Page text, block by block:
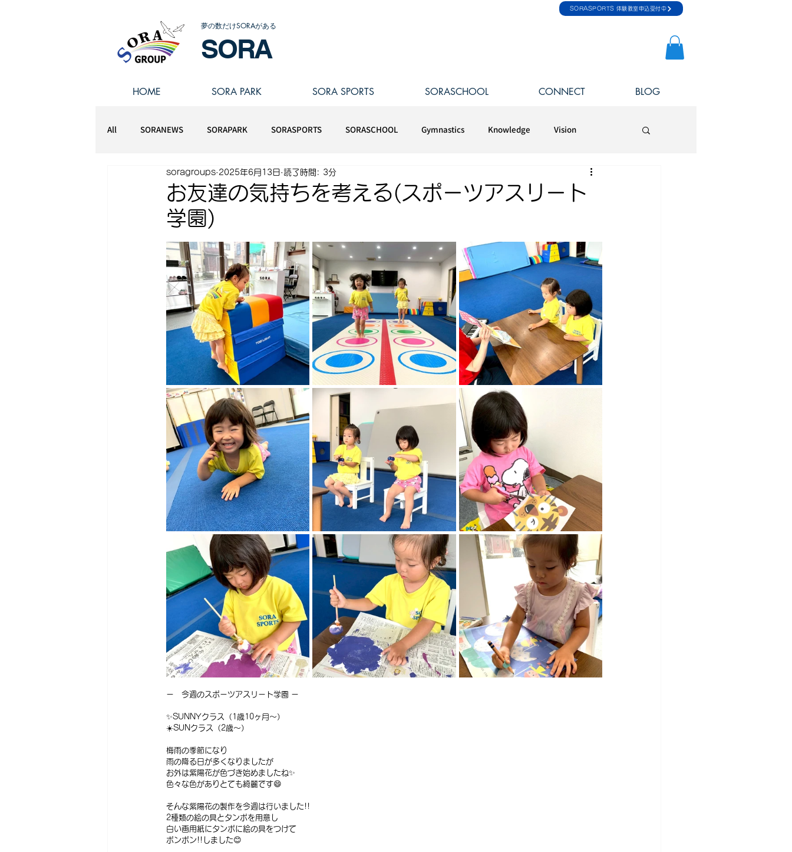
夢の数だけSORAがある
SORA
SORASPORTS 体験教室申込受付中
HOME SORA PARK SORA SPORTS SORASCHOOL CONNECT BLOG
All SORANEWS SORAPARK SORASPORTS SORASCHOOL Gymnastics Knowledge Vision
スポーツアスリート学園
お友達の気持ちを考える(スポーツアスリート
学園)
soragroups 2025年6月13日 読了時間: 3分
ー　今週のスポーツアスリート学園 ー
✨SUNNYクラス（1歳10ヶ月〜）
☀️SUNクラス（2歳〜）
梅雨の季節になり
雨の降る日が多くなりましたが
お外は紫陽花が色づき始めましたね✨
色々な色がありとても綺麗です😄
そんな紫陽花の製作を今週は行いました!!
2種類の絵の具とタンポを用意し
白い画用紙にタンポに絵の具をつけて
ポンポン!!しました😊